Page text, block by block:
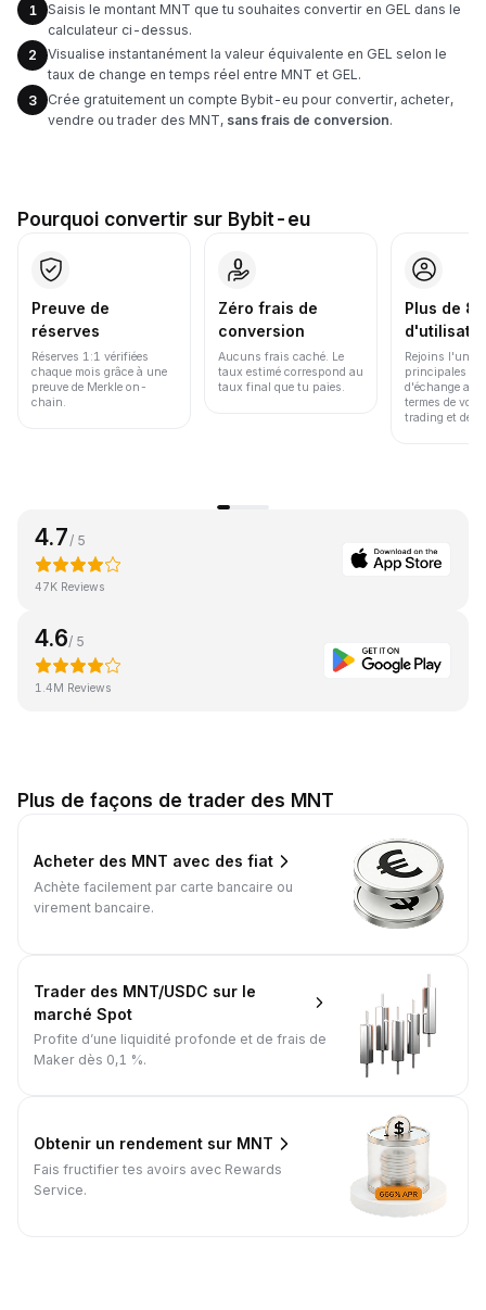
1
Saisis le montant MNT que tu souhaites convertir en GEL dans le
calculateur ci-dessus.
2
Visualise instantanément la valeur équivalente en GEL selon le
taux de change en temps réel entre MNT et GEL.
3
Crée gratuitement un compte Bybit-eu pour convertir, acheter,
vendre ou trader des MNT, sans frais de conversion.
Pourquoi convertir sur Bybit-eu
Preuve de
réserves
Réserves 1:1 vérifiées
chaque mois grâce à une
preuve de Merkle on-
chain.
Zéro frais de
conversion
Aucuns frais caché. Le
taux estimé correspond au
taux final que tu paies.
Plus de
Rejoins l'une
principales
d'échange au
termes de
trading et de
4.7 / 5
47K Reviews
4.6/ 5
1.4M Reviews
Plus de façons de trader des MNT
Acheter des MNT avec des fiat
Achète facilement par carte bancaire ou
virement bancaire.
Trader des MNT/USDC sur le
marché Spot
Profite d’une liquidité profonde et de frais de
Maker dès 0,1 %.
Obtenir un rendement sur MNT
Fais fructifier tes avoirs avec Rewards
Service.